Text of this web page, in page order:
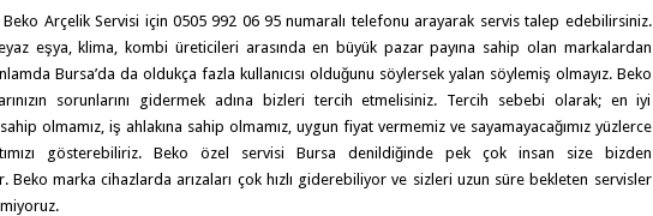
Arçelik Servisi için 0505 992 06 95 numaralı telefonu arayarak servis talep edebilirsiniz.
eşya, klima, kombi üreticileri arasında en büyük pazar payına sahip olan markalardan
Bursa’da da oldukça fazla kullanıcısı olduğunu söylersek yalan söylemiş olmayız. Beko
sorunlarını gidermek adına bizleri tercih etmelisiniz. Tercih sebebi olarak; en iyi
olmamız, iş ahlakına sahip olmamız, uygun fiyat vermemiz ve sayamayacağımız yüzlerce
gösterebiliriz. Beko özel servisi Bursa denildiğinde pek çok insan size bizden
Beko marka cihazlarda arızaları çok hızlı giderebiliyor ve sizleri uzun süre bekleten servisler